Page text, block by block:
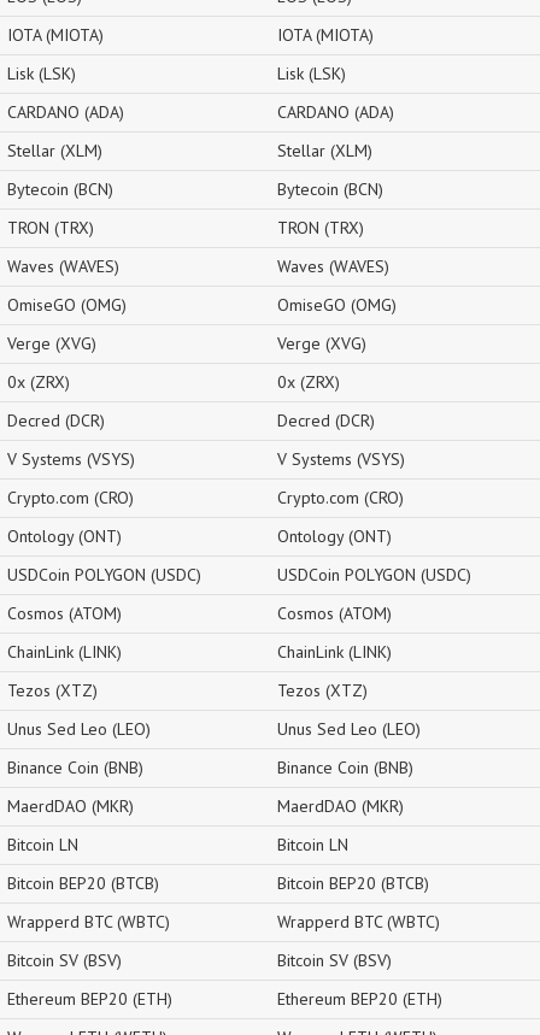
IOTA (MIOTA)
Lisk (LSK)
CARDANO (ADA)
Stellar (XLM)
Bytecoin (BCN)
TRON (TRX)
Waves (WAVES)
OmiseGO (OMG)
Verge (XVG)
0x (ZRX)
Decred (DCR)
V Systems (VSYS)
Crypto.com (CRO)
Ontology (ONT)
USDCoin POLYGON (USDC)
Cosmos (ATOM)
ChainLink (LINK)
Tezos (XTZ)
Unus Sed Leo (LEO)
Binance Coin (BNB)
MaerdDAO (MKR)
Bitcoin LN
Bitcoin BEP20 (BTCB)
Wrapperd BTC (WBTC)
Bitcoin SV (BSV)
Ethereum BEP20 (ETH)
IOTA (MIOTA)
Lisk (LSK)
CARDANO (ADA)
Stellar (XLM)
Bytecoin (BCN)
TRON (TRX)
Waves (WAVES)
OmiseGO (OMG)
Verge (XVG)
0x (ZRX)
Decred (DCR)
V Systems (VSYS)
Crypto.com (CRO)
Ontology (ONT)
USDCoin POLYGON (USDC)
Cosmos (ATOM)
ChainLink (LINK)
Tezos (XTZ)
Unus Sed Leo (LEO)
Binance Coin (BNB)
MaerdDAO (MKR)
Bitcoin LN
Bitcoin BEP20 (BTCB)
Wrapperd BTC (WBTC)
Bitcoin SV (BSV)
Ethereum BEP20 (ETH)